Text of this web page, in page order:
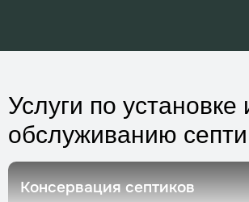
Услуги по установке
обслуживанию
Консервация септиков